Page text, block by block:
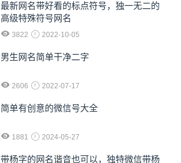
最新网名带好看的标点符号，独一无二的
高级特殊符号网名
3822 2022-10-05
男生网名简单干净二字
2606 2022-07-17
简单有创意的微信号大全
1881 2024-05-27
​带杨字的网名谐音也可以，独特微信带杨